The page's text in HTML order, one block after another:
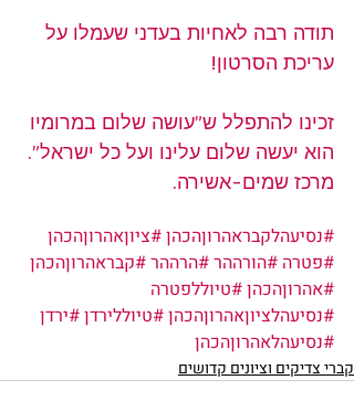
תודה רבה לאחיות בעדני שעמלו על
עריכת הסרטון!
זכינו להתפלל ש”עושה שלום במרומיו
הוא יעשה שלום עלינו ועל כל ישראל”.
מרכז שמים-אשירה.
#נסיעהלקבראהרוןהכהן#ציוןאהרוןהכהן
#פטרה #הורההר#הרההר#קבראהרוןהכהן
#אהרוןהכהן#טיוללפטרה
#נסיעהלציוןאהרוןהכהן#טיוללירדן#ירדן
#נסיעהלאהרוןהכהן
קברי צדיקים וציונים קדושים